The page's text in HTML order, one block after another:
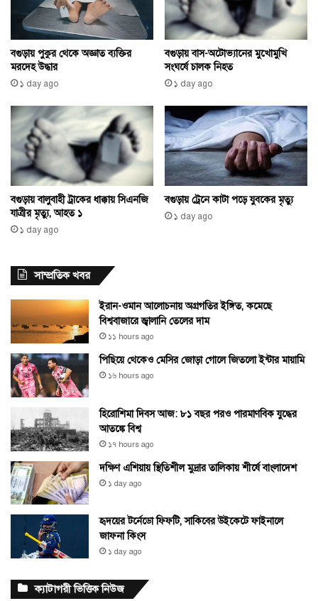
বগুড়ায় পুকুর থেকে অজ্ঞাত ব্যক্তির
মরদেহ উদ্ধার
১ day ago
বগুড়ায় বাস-অটোভ্যানের মুখোমুখি
সংঘর্ষে চালক নিহত
১ day ago
বগুড়ায় বালুবাহী ট্রাকের ধাক্কায় সিএনজি
যাত্রীর মৃত্যু, আহত ১
১ day ago
বগুড়ায় ট্রেনে কাটা পড়ে যুবকের মৃত্যু
১ day ago
সাম্প্রতিক খবর
ইরান-ওমান আলোচনায় অগ্রগতির ইঙ্গিত, কমেছে
বিশ্ববাজারে জ্বালানি তেলের দাম
১১ hours ago
পিছিয়ে থেকেও মেসির জোড়া গোলে জিতলো ইন্টার মায়ামি
১৬ hours ago
হিরোশিমা দিবস আজ: ৮১ বছর পরও পারমাণবিক যুদ্ধের
আতঙ্কে বিশ্ব
১৭ hours ago
দক্ষিণ এশিয়ায় স্থিতিশীল মুদ্রার তালিকায় শীর্ষে বাংলাদেশ
১ day ago
হৃদয়ের টর্নেডো ফিফটি, সাকিবের উইকেটে ফাইনালে
জাফনা কিংস
১ day ago
ক্যাটাগরী ভিত্তিক নিউজ